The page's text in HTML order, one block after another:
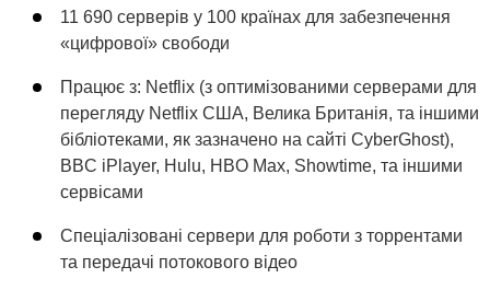
11 690 серверів у 100 країнах для забезпечення
«цифрової» свободи
Працює з: Netflix (з оптимізованими серверами для
перегляду Netflix США, Велика Британія, та іншими
бібліотеками, як зазначено на сайті CyberGhost),
BBC iPlayer, Hulu, HBO Max, Showtime, та іншими
сервісами
Спеціалізовані сервери для роботи з торрентами
та передачі потокового відео